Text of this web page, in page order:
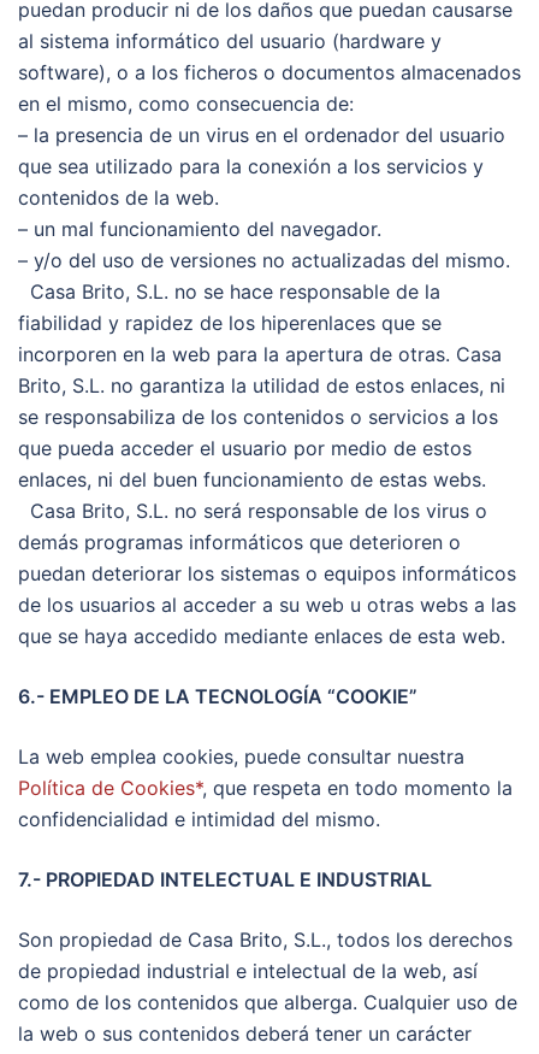
puedan producir ni de los daños que puedan causarse
al sistema informático del usuario (hardware y
software), o a los ficheros o documentos almacenados
en el mismo, como consecuencia de:
– la presencia de un virus en el ordenador del usuario
que sea utilizado para la conexión a los servicios y
contenidos de la web.
– un mal funcionamiento del navegador.
– y/o del uso de versiones no actualizadas del mismo.
Casa Brito, S.L. no se hace responsable de la
fiabilidad y rapidez de los hiperenlaces que se
incorporen en la web para la apertura de otras. Casa
Brito, S.L. no garantiza la utilidad de estos enlaces, ni
se responsabiliza de los contenidos o servicios a los
que pueda acceder el usuario por medio de estos
enlaces, ni del buen funcionamiento de estas webs.
Casa Brito, S.L. no será responsable de los virus o
demás programas informáticos que deterioren o
puedan deteriorar los sistemas o equipos informáticos
de los usuarios al acceder a su web u otras webs a las
que se haya accedido mediante enlaces de esta web.
6.- EMPLEO DE LA TECNOLOGÍA “COOKIE”
La web emplea cookies, puede consultar nuestra
Política de Cookies*, que respeta en todo momento la
confidencialidad e intimidad del mismo.
7.- PROPIEDAD INTELECTUAL E INDUSTRIAL
Son propiedad de Casa Brito, S.L., todos los derechos
de propiedad industrial e intelectual de la web, así
como de los contenidos que alberga. Cualquier uso de
la web o sus contenidos deberá tener un carácter